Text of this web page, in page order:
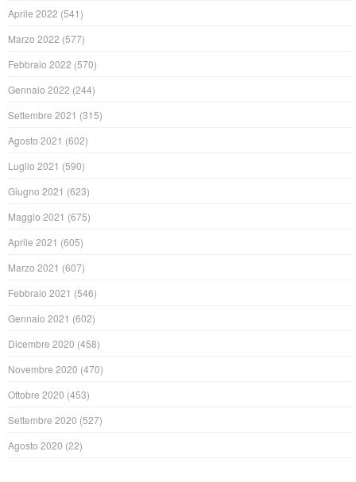
Aprile 2022 (541)
Marzo 2022 (577)
Febbraio 2022 (570)
Gennaio 2022 (244)
Settembre 2021 (315)
Agosto 2021 (602)
Luglio 2021 (590)
Giugno 2021 (623)
Maggio 2021 (675)
Aprile 2021 (605)
Marzo 2021 (607)
Febbraio 2021 (546)
Gennaio 2021 (602)
Dicembre 2020 (458)
Novembre 2020 (470)
Ottobre 2020 (453)
Settembre 2020 (527)
Agosto 2020 (22)